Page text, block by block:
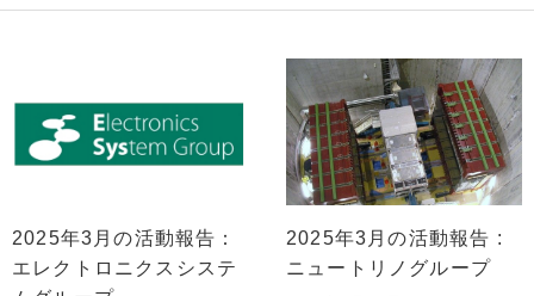
2025年3月の活動報告：
エレクトロニクスシステ
2025年3月の活動報告 :
ニュートリノグループ